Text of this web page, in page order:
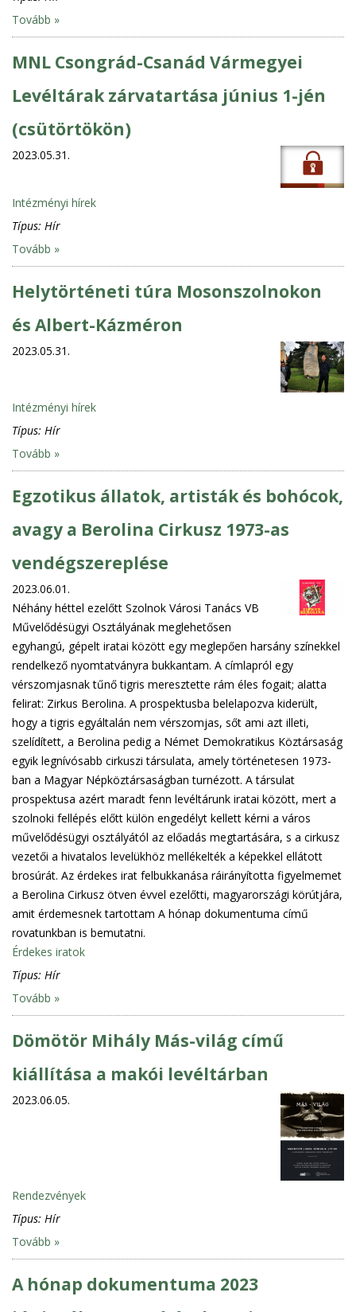
Tovább »
MNL Csongrád-Csanád Vármegyei
Levéltárak zárvatartása június 1-jén
(csütörtökön)
2023.05.31.
Intézményi hírek
Típus: Hír
Tovább »
Helytörténeti túra Mosonszolnokon
és Albert-Kázméron
2023.05.31.
Intézményi hírek
Típus: Hír
Tovább »
Egzotikus állatok, artisták és bohócok,
avagy a Berolina Cirkusz 1973-as
vendégszereplése
2023.06.01.
Néhány héttel ezelőtt Szolnok Városi Tanács VB
Művelődésügyi Osztályának meglehetősen
egyhangú, gépelt iratai között egy meglepően harsány színekkel
rendelkező nyomtatványra bukkantam. A címlapról egy
vérszomjasnak tűnő tigris meresztette rám éles fogait; alatta
felirat: Zirkus Berolina. A prospektusba belelapozva kiderült,
hogy a tigris egyáltalán nem vérszomjas, sőt ami azt illeti,
szelídített, a Berolina pedig a Német Demokratikus Köztársaság
egyik legnívósabb cirkuszi társulata, amely történetesen 1973-
ban a Magyar Népköztársaságban turnézott. A társulat
prospektusa azért maradt fenn levéltárunk iratai között, mert a
szolnoki fellépés előtt külön engedélyt kellett kérni a város
művelődésügyi osztályától az előadás megtartására, s a cirkusz
vezetői a hivatalos levelükhöz mellékelték a képekkel ellátott
brosúrát. Az érdekes irat felbukkanása ráirányította figyelmemet
a Berolina Cirkusz ötven évvel ezelőtti, magyarországi körútjára,
amit érdemesnek tartottam A hónap dokumentuma című
rovatunkban is bemutatni.
Érdekes iratok
Típus: Hír
Tovább »
Dömötör Mihály Más-világ című
kiállítása a makói levéltárban
2023.06.05.
Rendezvények
Típus: Hír
Tovább »
A hónap dokumentuma 2023